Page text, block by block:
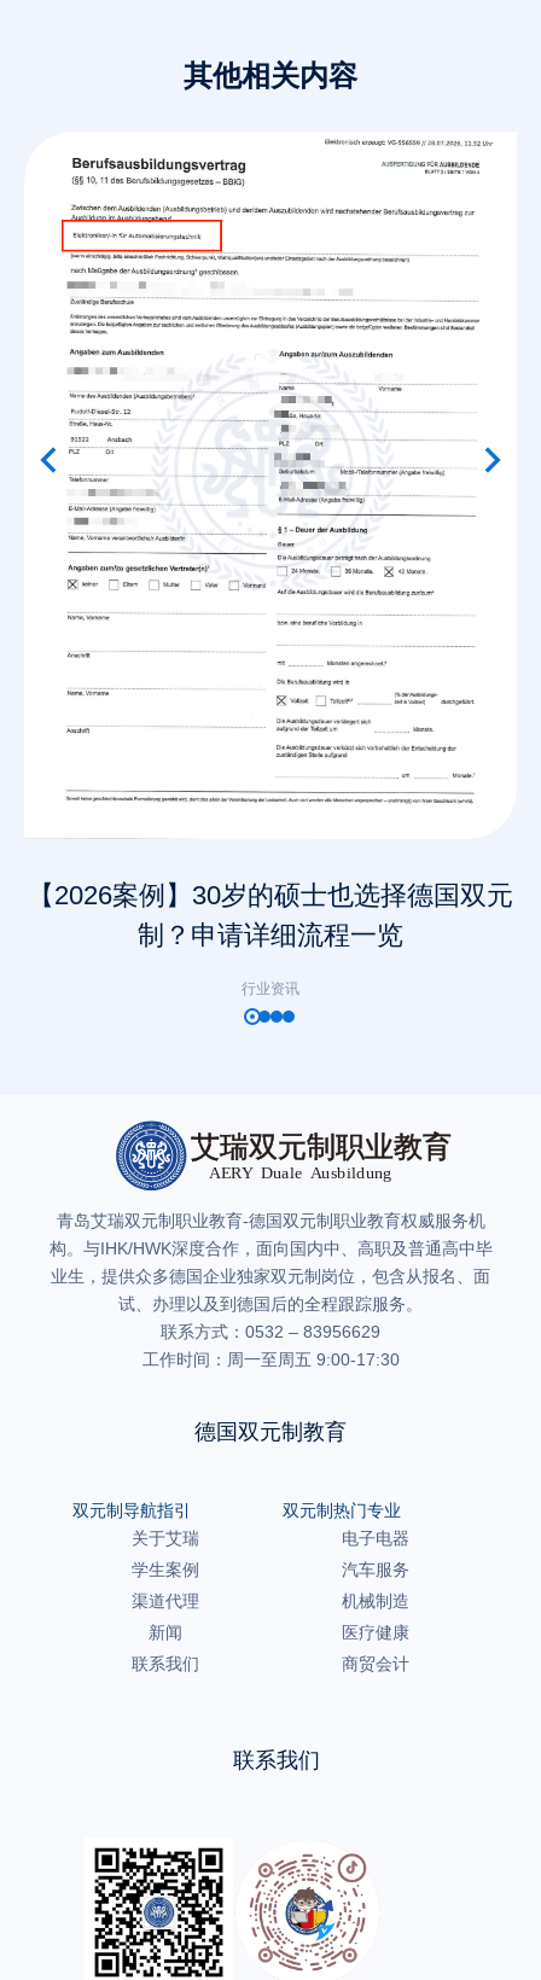
其他相关内容
【2026案例】30岁的硕士也选择德国双元
制？申请详细流程一览
行业资讯
青岛艾瑞双元制职业教育-德国双元制职业教育权威服务机
构。与IHK/HWK深度合作，面向国内中、高职及普通高中毕
业生，提供众多德国企业独家双元制岗位，包含从报名、面
试、办理以及到德国后的全程跟踪服务。
联系方式：0532 – 83956629
工作时间：周一至周五 9:00-17:30
德国双元制教育
双元制导航指引
关于艾瑞
学生案例
渠道代理
新闻
联系我们
双元制热门专业
电子电器
汽车服务
机械制造
医疗健康
商贸会计
联系我们